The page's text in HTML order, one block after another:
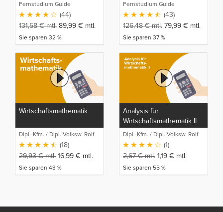
Fernstudium Guide
(44)
131,58€mtl. 89,99 € mtl.
Sie sparen 32 %
Fernstudium Guide
(43)
126,48€mtl. 79,99 € mtl.
Sie sparen 37 %
Wirtschaftsmathematik
Dipl.-Kfm. / Dipl.-Volksw. Rolf
Stahlberger
(18)
29,93€mtl. 16,99 € mtl.
Sie sparen 43 %
Analysis für
Wirtschaftsmathematik II
Dipl.-Kfm. / Dipl.-Volksw. Rolf
Stahlberger
(1)
2,67€mtl. 1,19 € mtl.
Sie sparen 55 %